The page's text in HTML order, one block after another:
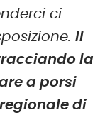
ci
Il
la
a porsi
di